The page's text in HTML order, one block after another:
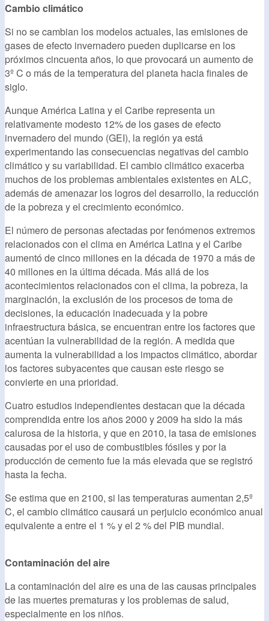
Cambio climático
Si no se cambian los modelos actuales, las emisiones de
gases de efecto invernadero pueden duplicarse en los
próximos cincuenta años, lo que provocará un aumento de
3º C o más de la temperatura del planeta hacia finales de
siglo.
Aunque América Latina y el Caribe representa un
relativamente modesto 12% de los gases de efecto
invernadero del mundo (GEI), la región ya está
experimentando las consecuencias negativas del cambio
climático y su variabilidad. El cambio climático exacerba
muchos de los problemas ambientales existentes en ALC,
además de amenazar los logros del desarrollo, la reducción
de la pobreza y el crecimiento económico.
El número de personas afectadas por fenómenos extremos
relacionados con el clima en América Latina y el Caribe
aumentó de cinco millones en la década de 1970 a más de
40 millones en la última década. Más allá de los
acontecimientos relacionados con el clima, la pobreza, la
marginación, la exclusión de los procesos de toma de
decisiones, la educación inadecuada y la pobre
infraestructura básica, se encuentran entre los factores que
acentúan la vulnerabilidad de la región. A medida que
aumenta la vulnerabilidad a los impactos climático, abordar
los factores subyacentes que causan este riesgo se
convierte en una prioridad.
Cuatro estudios independientes destacan que la década
comprendida entre los años 2000 y 2009 ha sido la más
calurosa de la historia, y que en 2010, la tasa de emisiones
causadas por el uso de combustibles fósiles y por la
producción de cemento fue la más elevada que se registró
hasta la fecha.
Se estima que en 2100, si las temperaturas aumentan 2,5º
C, el cambio climático causará un perjuicio económico anual
equivalente a entre el 1 % y el 2 % del PIB mundial.
Contaminación del aire
La contaminación del aire es una de las causas principales
de las muertes prematuras y los problemas de salud,
especialmente en los niños.